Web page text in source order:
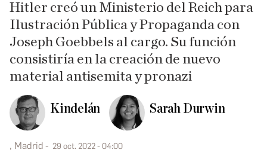
Hitler creó un Ministerio del Reich para
Ilustración Pública y Propaganda con
Joseph Goebbels al cargo. Su función
consistiría en la creación de nuevo
material antisemita y pronazi
Kindelán Sarah Durwin
, Madrid 29 oct. 2022 - 04:00